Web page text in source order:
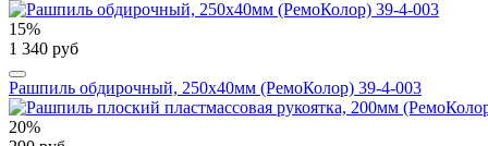
15%
1 340 руб
Рашпиль обдирочный, 250х40мм (РемоКолор) 39-4-003
20%